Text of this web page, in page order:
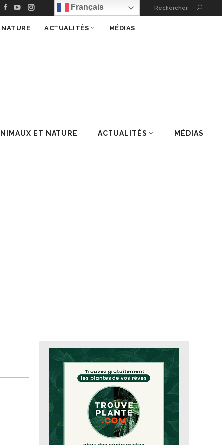
Français Rechercher
ET NATURE ACTUALITÉS MÉDIAS
ACTUALITÉS MÉDIAS